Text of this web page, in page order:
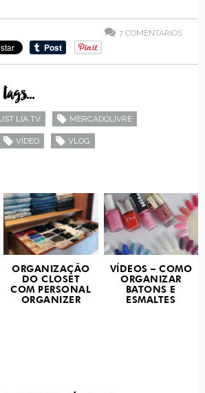
7 COMENTÁRIOS
LIA TV MERCADOLIVRE
VÍDEO VLOG
ORGANIZAÇÃO
DO CLOSET
COM PERSONAL
ORGANIZER
VÍDEOS – COMO
ORGANIZAR
BATONS E
ESMALTES